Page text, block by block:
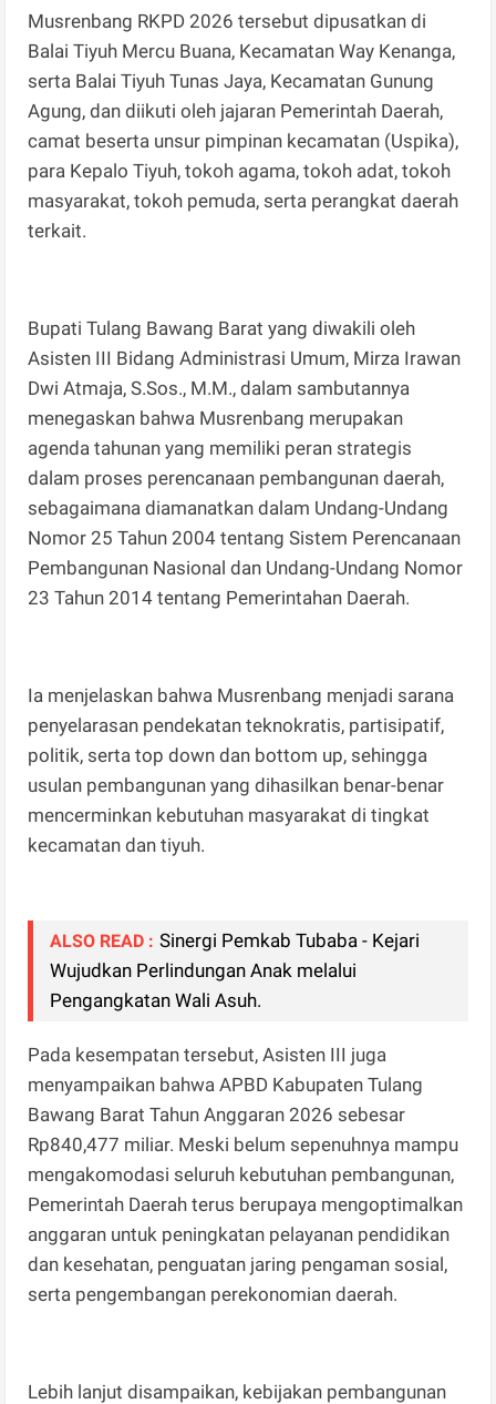
Musrenbang RKPD 2026 tersebut dipusatkan di
Balai Tiyuh Mercu Buana, Kecamatan Way Kenanga,
serta Balai Tiyuh Tunas Jaya, Kecamatan Gunung
Agung, dan diikuti oleh jajaran Pemerintah Daerah,
camat beserta unsur pimpinan kecamatan (Uspika),
para Kepalo Tiyuh, tokoh agama, tokoh adat, tokoh
masyarakat, tokoh pemuda, serta perangkat daerah
terkait.
Bupati Tulang Bawang Barat yang diwakili oleh
Asisten III Bidang Administrasi Umum, Mirza Irawan
Dwi Atmaja, S.Sos., M.M., dalam sambutannya
menegaskan bahwa Musrenbang merupakan
agenda tahunan yang memiliki peran strategis
dalam proses perencanaan pembangunan daerah,
sebagaimana diamanatkan dalam Undang-Undang
Nomor 25 Tahun 2004 tentang Sistem Perencanaan
Pembangunan Nasional dan Undang-Undang Nomor
23 Tahun 2014 tentang Pemerintahan Daerah.
Ia menjelaskan bahwa Musrenbang menjadi sarana
penyelarasan pendekatan teknokratis, partisipatif,
politik, serta top down dan bottom up, sehingga
usulan pembangunan yang dihasilkan benar-benar
mencerminkan kebutuhan masyarakat di tingkat
kecamatan dan tiyuh.
ALSO READ : Sinergi Pemkab Tubaba - Kejari
Wujudkan Perlindungan Anak melalui
Pengangkatan Wali Asuh.
Pada kesempatan tersebut, Asisten III juga
menyampaikan bahwa APBD Kabupaten Tulang
Bawang Barat Tahun Anggaran 2026 sebesar
Rp840,477 miliar. Meski belum sepenuhnya mampu
mengakomodasi seluruh kebutuhan pembangunan,
Pemerintah Daerah terus berupaya mengoptimalkan
anggaran untuk peningkatan pelayanan pendidikan
dan kesehatan, penguatan jaring pengaman sosial,
serta pengembangan perekonomian daerah.
Lebih lanjut disampaikan, kebijakan pembangunan